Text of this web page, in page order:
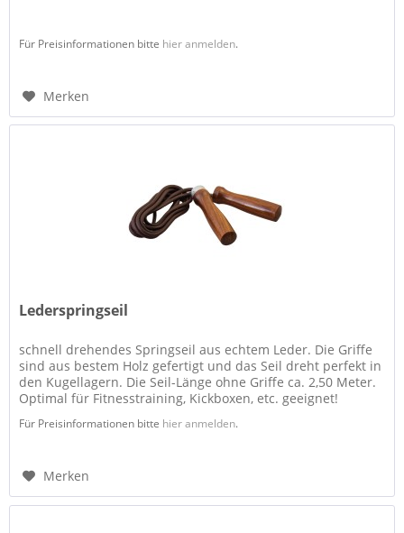
Für Preisinformationen bitte hier anmelden.
Merken
Lederspringseil
schnell drehendes Springseil aus echtem Leder. Die Griffe
sind aus bestem Holz gefertigt und das Seil dreht perfekt in
den Kugellagern. Die Seil-Länge ohne Griffe ca. 2,50 Meter.
Optimal für Fitnesstraining, Kickboxen, etc. geeignet!
Für Preisinformationen bitte hier anmelden.
Merken